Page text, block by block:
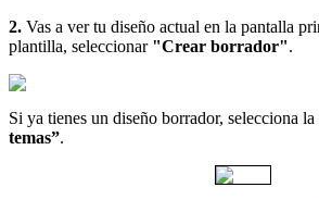
2. Vas a ver tu diseño actual en la pantalla
plantilla, seleccionar "Crear borrador".
Si ya tienes un diseño borrador, selecciona
temas”.